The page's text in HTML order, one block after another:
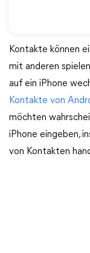
Kontakte können
mit anderen
auf ein iPhone
Kontakte von
möchten
iPhone eingeben,
von Kontakten